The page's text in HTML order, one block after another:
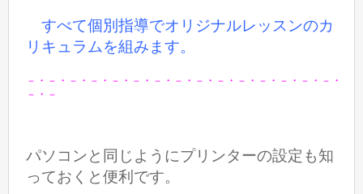
すべて個別指導でオリジナルレッスンのカ
リキュラムを組みます。
－・－・－・－・－・－・－・－・－・－・－・－・－・－・－・
－・－
パソコンと同じようにプリンターの設定も知
っておくと便利です。